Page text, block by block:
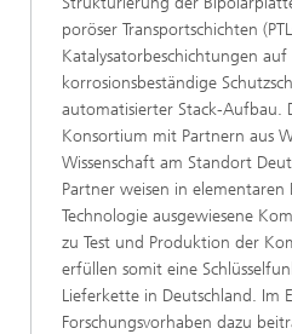
poröser Transportschichten
Katalysatorbeschichtungen
korrosionsbeständige
automatisierter Stack-Aufbau.
Konsortium mit Partnern aus
Wissenschaft am Standort
Partner weisen in elementaren
Technologie ausgewiesene
zu Test und Produktion der
erfüllen somit eine
Lieferkette in Deutschland. Im
Forschungsvorhaben dazu